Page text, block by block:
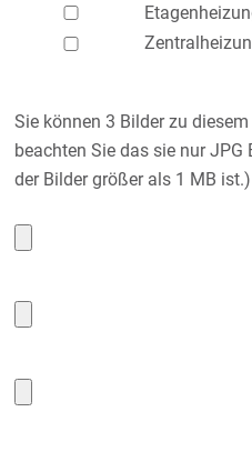
Sie können 3 Bilder zu
beachten Sie das sie nur
der Bilder größer als 1 MB ist.)